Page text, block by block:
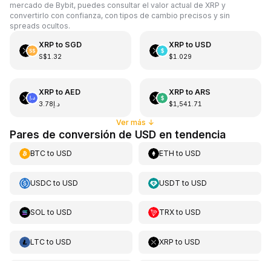
mercado de Bybit, puedes consultar el valor actual de XRP y
convertirlo con confianza, con tipos de cambio precisos y sin
spreads ocultos.
XRPto SGD
S$1.32
XRPto USD
$1.029
XRPto AED
د.إ3.78
XRPto ARS
$1,541.71
Ver más ↓
Pares de conversión de USD en tendencia
BTCto USD ETH toUSD
USDCto USD USDT toUSD
SOL to USD TRXtoUSD
LTCto USD XRP toUSD